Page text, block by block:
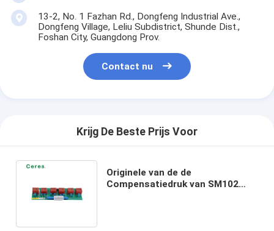
13-2, No. 1 Fazhan Rd., Dongfeng Industrial Ave.,
Dongfeng Village, Leliu Subdistrict, Shunde Dist.,
Foshan City, Guangdong Prov.
Contact nu
Krijg De Beste Prijs Voor
Originele van de de
Compensatiedruk van SM102